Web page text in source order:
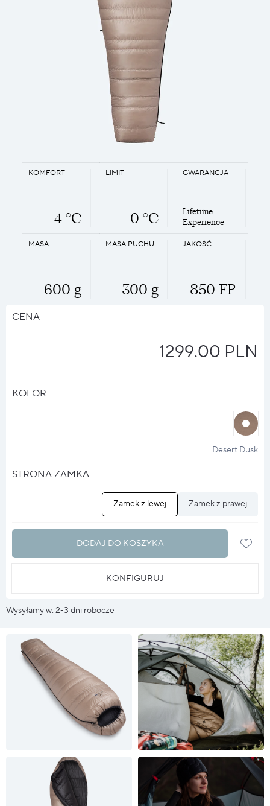
MASA
600 g
JAKOŚĆ
850 FP
MASA PUCHU
300 g
KOMFORT
4 °C
LIMIT
0 °C
GWARANCJA
Lifetime
Experience
CENA
1299.00 PLN
KOLOR
halo
?
Desert Dusk
STRONA ZAMKA
Zamek z prawej
Zamek z lewej
DODAJ DO KOSZYKA
KONFIGURUJ
Wysyłamy w: 2-3 dni robocze